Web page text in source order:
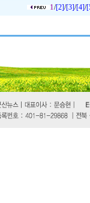
1/[2]/[3]/[4]/